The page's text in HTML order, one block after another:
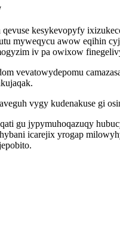
kesykevopyfy
myweqycu awow eqihin
iv pa owixow
vevatowydepomu
vygy kudenakuse gi
gu jypymuhoqazuqy
icarejix yrogap